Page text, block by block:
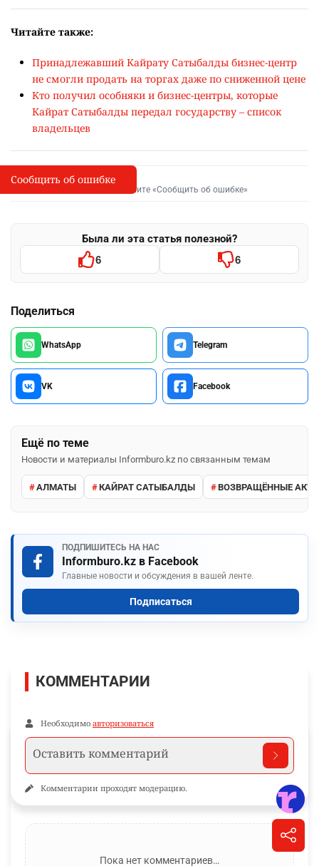
Читайте также:
Принадлежавший Кайрату Сатыбалды бизнес-центр
не смогли продать на торгах даже по сниженной цене
Кто получил особняки и бизнес-центры, которые
Кайрат Сатыбалды передал государству – список
владельцев
I
Сообщить об опечатке
Выделите фрагмент и нажмите «Сообщить об ошибке»
Была ли эта статья полезной?
6 6
Поделиться
WhatsApp Telegram
VK Facebook
Ещё по теме
Новости и материалы Informburo.kz по связанным темам
АЛМАТЫ КАЙРАТ САТЫБАЛДЫ ВОЗВРАЩЁННЫЕ
ПОДПИШИТЕСЬ НА НАС
Informburo.kz в Facebook
Главные новости и обсуждения в вашей ленте.
Подписаться
Сообщить об ошибке
КОММЕНТАРИИ
Необходимо авторизоваться
Комментарии проходят модерацию.
Пока нет комментариев…